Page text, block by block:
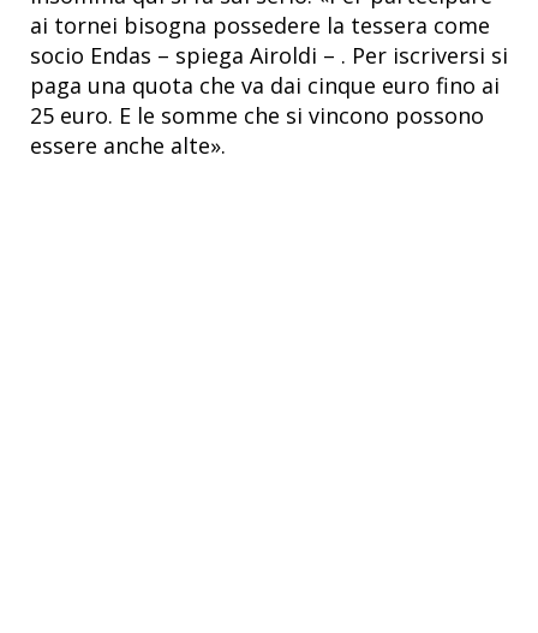
ai tornei bisogna possedere la tessera come
socio Endas – spiega Airoldi – . Per iscriversi si
paga una quota che va dai cinque euro fino ai
25 euro. E le somme che si vincono possono
essere anche alte».